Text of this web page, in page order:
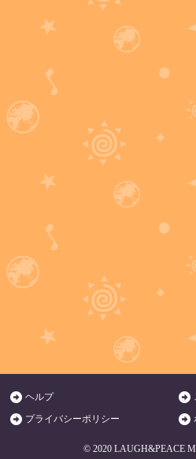
ヘルプ
プライバシーポリシー
© 2020 LAUGH&PEACE